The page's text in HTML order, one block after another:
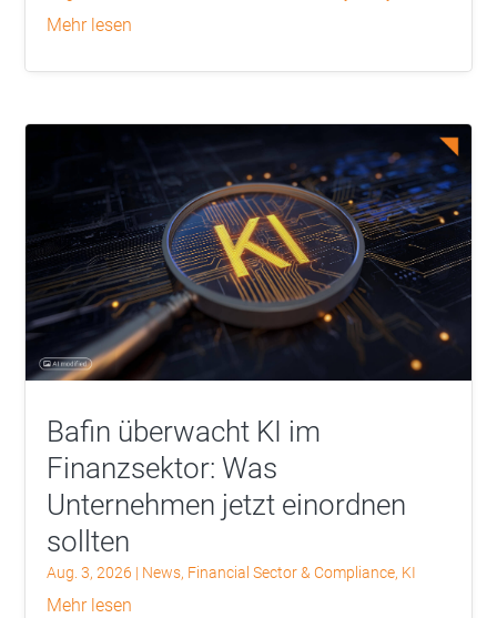
mehr lesen
Bafin überwacht KI im
Finanzsektor: Was
Unternehmen jetzt einordnen
sollten
Aug. 3, 2026 | News, Financial Sector & Compliance, KI
mehr lesen